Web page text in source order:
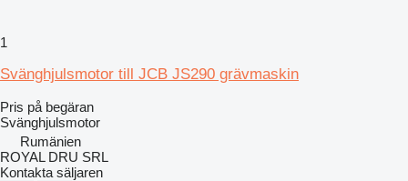
1
Svänghjulsmotor till JCB JS290 grävmaskin
Pris på begäran
Svänghjulsmotor
Rumänien
ROYAL DRU SRL
Kontakta säljaren